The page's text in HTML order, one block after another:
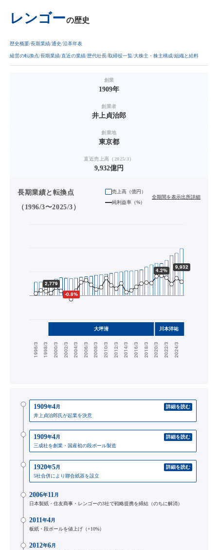
レンゴーの歴史
歴史概要 長期業績 通史 沿革年表
経営の転換点 長期業績 直近の業績 歴代社長 取締役一覧 大株主・株主構成 組織と給料
創業
1909年
創業者
井上貞治郎
創業地
東京都
直近売上高（2025/3）
9,932億円
長期業績と転換点
（1996/3〜2025/3）
売上高（億円）
純利益率（%）
全期間を表示出所詳細
1909年4月
詳細を読む
井上貞治郎氏が起業を決意
1909年4月
詳細を読む
三成社を創業・国産初の段ボール製造
1920年5月
詳細を読む
5社合併により聯合紙器を設立
2006年11月
日本製紙・住友商事・レンゴーの3社で戦略提携を締結（のちに解消）
2011年4月
板紙・段ボールを値上げ（+10%）
2012年6月